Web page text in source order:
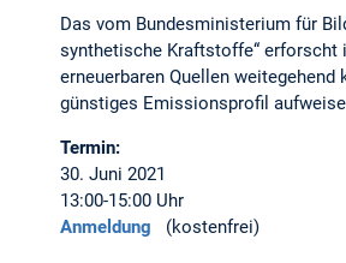
Das vom Bundesministerium für
synthetische Kraftstoffe“ erforscht
erneuerbaren Quellen
günstiges Emissionsprofil
Termin:
30. Juni 2021
13:00-15:00 Uhr
Anmeldung
(kostenfrei)